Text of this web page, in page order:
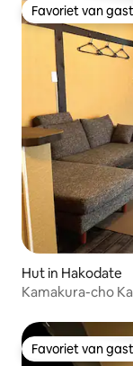
Favoriet van
Favoriet van
Hut in Hakodate
Kamakura-cho
Airconditioning
Favoriet van
Favoriet van